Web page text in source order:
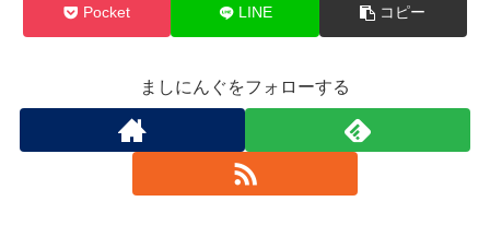
Pocket LINE コピー
ましにんぐをフォローする